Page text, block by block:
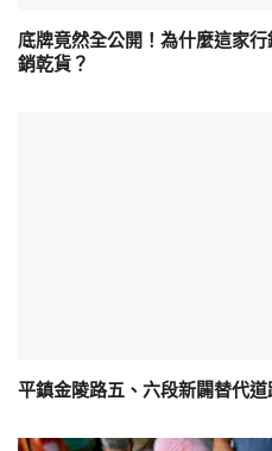
底牌竟然全公開！為什麼這家
銷乾貨？
平鎮金陵路五、六段新闢替代